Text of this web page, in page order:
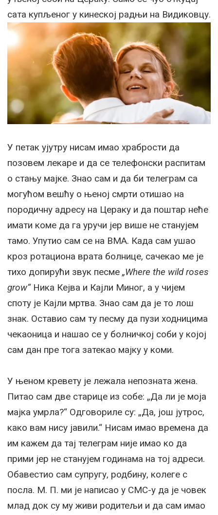
сата купљеног у кинеској радњи на Видиковцу.
У петак ујутру нисам имао храбрости да
позовем лекаре и да се телефонски распитам
о стању мајке. Знао сам и да би телеграм са
могућом вешћу о њеној смрти отишао на
породичну адресу на Цераку и да поштар неће
имати коме да га уручи јер више не станујем
тамо. Упутио сам се на ВМА. Када сам ушао
кроз ротациона врата болнице, сачекао ме је
тихо допирући звук песме „Where the wild roses
grow“Ника Кејва и Кајли Миног, а у чијем
споту је Кајли мртва. Знао сам да је то лош
знак. Оставио сам ту песму да пузи ходницима
чекаоница и нашао се у болничкој соби у којој
сам дан пре тога затекао мајку у коми.
У њеном кревету је лежала непозната жена.
Питао сам две старице из собе: „Да ли је моја
мајка умрла?“ Одговориле су: „Да, још јутрос,
како вам нису јавили.“ Нисам имао времена да
им кажем да тај телеграм није имао ко да
прими јер не станујем годинама на тој адреси.
Обавестио сам супругу, родбину, колеге с
посла. М. П. ми је написао у СМС-у да је човек
млад док су му живи родитељи и да сам имао